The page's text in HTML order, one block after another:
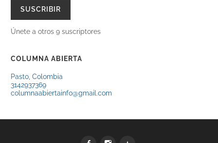
SUSCRIBIR
Únete a otros 9 suscriptores
COLUMNA ABIERTA
Pasto, Colombia
3142937369
columnaabiertainfo@gmail.com
FacebookInstagram